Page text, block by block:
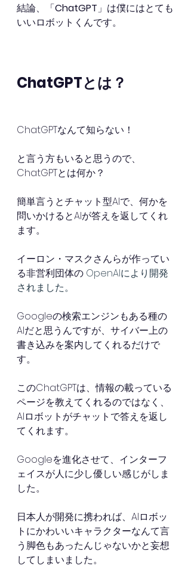
結論、「ChatGPT 」は僕にはとても
いいロボットくんです。
ChatGPTとは？
ChatGPTなんて知らない！
と言う方もいると思うので、
ChatGPTとは何か？
簡単言うとチャット型AIで、何かを
問いかけるとAIが答えを返してくれ
ます。
イーロン・マスクさんらが作ってい
る非営利団体の OpenAIにより開発
されました。
Googleの検索エンジンもある種の
AIだと思うんですが、サイバー上の
書き込みを案内してくれるだけで
す。
このChatGPTは、情報の載っている
ページを教えてくれるのではなく、
AIロボットがチャットで答えを返し
てくれます。
Googleを進化させて、インターフ
ェイスが人に少し優しい感じがしま
した。
日本人が開発に携われば、AIロボッ
トにかわいいキャラクターなんて言
う脚色もあったんじゃないかと妄想
してしまいました。